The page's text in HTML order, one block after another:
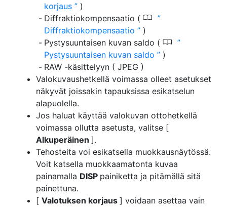
korjaus
)
Diffraktiokompensaatio ( 0
Diffraktiokompensaatio
)
Pystysuuntaisen kuvan saldo ( 0
Pystysuuntaisen kuvan saldo
)
RAW -käsittelyyn ( JPEG )
Valokuvaushetkellä voimassa olleet asetukset
näkyvät joissakin tapauksissa esikatselun
alapuolella.
Jos haluat käyttää valokuvan ottohetkellä
voimassa ollutta asetusta, valitse [
Alkuperäinen ].
Tehosteita voi esikatsella muokkausnäytössä.
Voit katsella muokkaamatonta kuvaa
painamalla DISP painiketta ja pitämällä sitä
painettuna.
[ Valotuksen korjaus ] voidaan asettaa vain